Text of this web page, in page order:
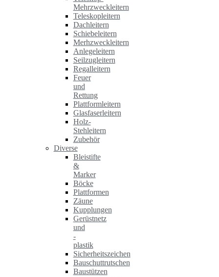
Mehrzweckleitern
Teleskopleitern
Dachleitern
Schiebeleitern
Merhzweckleitern
Anlegeleitern
Seilzugleitern
Regalleitern
Feuer
und
Rettung
Plattformleitern
Glasfaserleitern
Holz-
Stehleitern
Zubehör
Diverse
Bleistifte
&
Marker
Böcke
Plattformen
Zäune
Kupplungen
Gerüstnetz
und
-
plastik
Sicherheitszeichen
Bauschuttrutschen
Baustützen